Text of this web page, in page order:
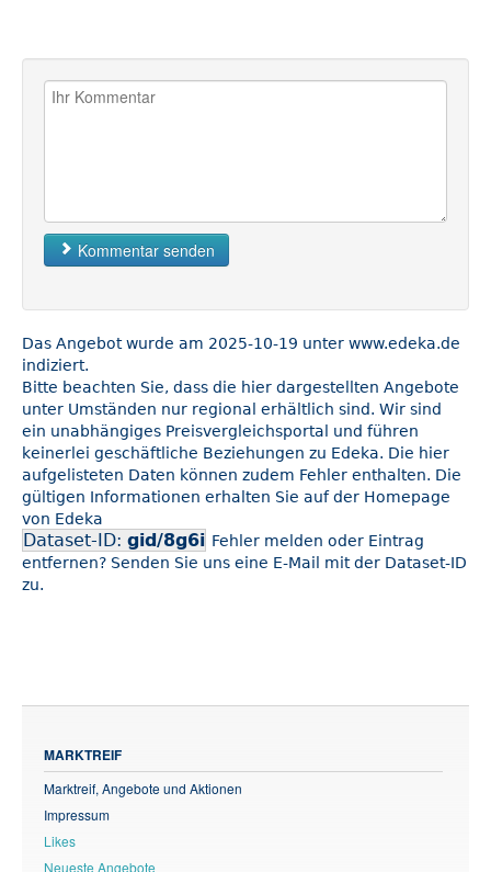
Kommentar senden
Das Angebot wurde am 2025-10-19 unter www.edeka.de
indiziert.
Bitte beachten Sie, dass die hier dargestellten Angebote
unter Umständen nur regional erhältlich sind. Wir sind
ein unabhängiges Preisvergleichsportal und führen
keinerlei geschäftliche Beziehungen zu Edeka. Die hier
aufgelisteten Daten können zudem Fehler enthalten. Die
gültigen Informationen erhalten Sie auf der Homepage
von Edeka
Dataset-ID: gid/8g6i Fehler melden oder Eintrag
entfernen? Senden Sie uns eine E-Mail mit der Dataset-ID
zu.
MARKTREIF
Marktreif, Angebote und Aktionen
Impressum
Likes
Neueste Angebote